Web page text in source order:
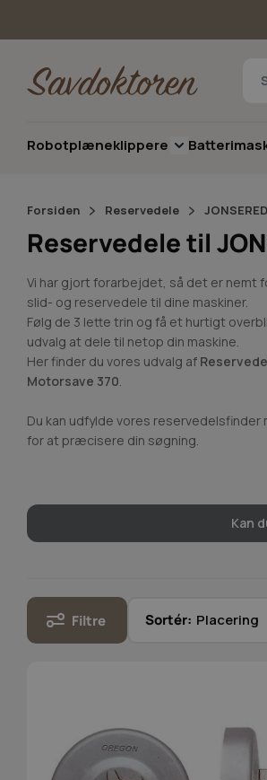
Robotplæneklippere Toggle
Forsiden Reservedele JONSERED
Reservedele til
Vi har gjort forarbejdet, så det er nemt
slid- og reservedele til dine maskiner.
Følg de 3 lette trin og få et hurtigt
udvalg at dele til netop din maskine.
Her finder du vores udvalg af
Motorsave 370.
Du kan udfylde vores reservedelsfinder
for at præcisere din søgning.
Kan
Filtre Sortér: